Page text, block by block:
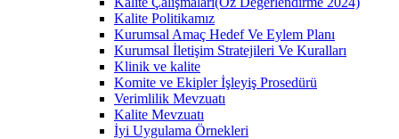
Kalite Politikamız
Kurumsal Amaç Hedef Ve Eylem Planı
Kurumsal İletişim Stratejileri Ve Kuralları
Klinik ve kalite
Komite ve Ekipler İşleyiş Prosedürü
Verimlilik Mevzuatı
Kalite Mevzuatı
İyi Uygulama Örnekleri